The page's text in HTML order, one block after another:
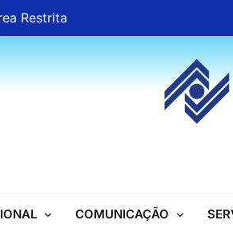
Restrita
Nacional
COMUNICAÇÃO